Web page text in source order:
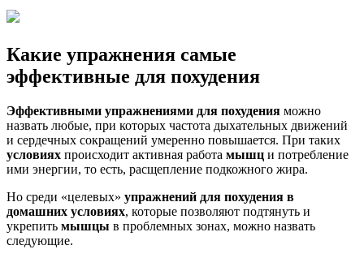
Какие упражнения самые
эффективные для похудения
Эффективными упражнениями для похудения можно
назвать любые, при которых частота дыхательных движений
и сердечных сокращений умеренно повышается. При таких
условиях происходит активная работа мышц и потребление
ими энергии, то есть, расщепление подкожного жира.
Но среди «целевых» упражнений для похудения в
домашних условиях, которые позволяют подтянуть и
укрепить мышцы в проблемных зонах, можно назвать
следующие.